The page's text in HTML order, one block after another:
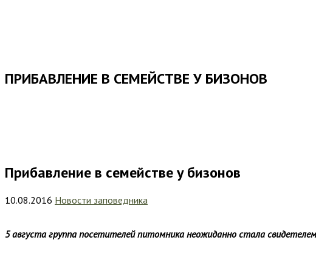
ПРИБАВЛЕНИЕ В СЕМЕЙСТВЕ У БИЗОНОВ
Прибавление в семействе у бизонов
10.08.2016 Новости заповедника
5 августа группа посетителей питомника неожиданно стала